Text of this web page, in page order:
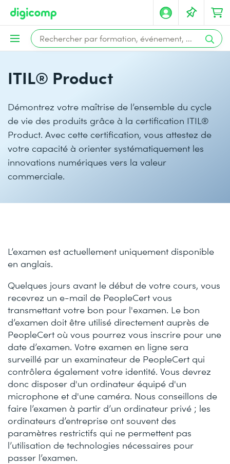
ITIL® Product
Démontrez votre maîtrise de l’ensemble du cycle
de vie des produits grâce à la certification ITIL®
Product. Avec cette certification, vous attestez de
votre capacité à orienter systématiquement les
innovations numériques vers la valeur
commerciale.
L’examen est actuellement uniquement disponible
en anglais.
Quelques jours avant le début de votre cours, vous
recevrez un e-mail de PeopleCert vous
transmettant votre bon pour l'examen. Le bon
d’examen doit être utilisé directement auprès de
PeopleCert où vous pourrez vous inscrire pour une
date d’examen. Votre examen en ligne sera
surveillé par un examinateur de PeopleCert qui
contrôlera également votre identité. Vous devrez
donc disposer d'un ordinateur équipé d'un
microphone et d'une caméra. Nous conseillons de
faire l’examen à partir d’un ordinateur privé ; les
ordinateurs d’entreprise ont souvent des
paramètres restrictifs qui ne permettent pas
l’utilisation de technologies nécessaires pour
passer l’examen.